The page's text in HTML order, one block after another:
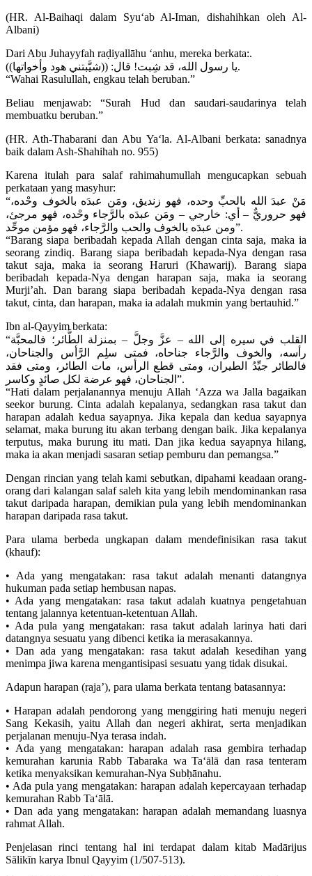
(HR. Al-Baihaqi dalam Syu‘ab Al-Iman, dishahihkan oleh Al-
Albani)
Dari Abu Juhayyfah raḍiyallāhu ‘anhu, mereka berkata:.
يا رسول الله، قد شِبت! قال: ((شيَّبتني هود وأخواتها)).
“Wahai Rasulullah, engkau telah beruban.”
Beliau menjawab: “Surah Hud dan saudari-saudarinya telah
membuatku beruban.”
(HR. Ath-Thabarani dan Abu Ya‘la. Al-Albani berkata: sanadnya
baik dalam Ash-Shahihah no. 955)
Karena itulah para salaf rahimahumullah mengucapkan sebuah
perkataan yang masyhur:
“مَنْ عبدَ الله بالحبِّ وحده، فهو زنديق، ومَن عبدَه بالخوف وحْده،
فهو حروريٌّ – أي: خارجي – ومَن عبدَه بالرَّجاء وحْده، فهو مرجئ،
ومن عبدَه بالخوف والحب والرَّجاء، فهو مؤمن موحِّد”.
“Barang siapa beribadah kepada Allah dengan cinta saja, maka ia
seorang zindiq. Barang siapa beribadah kepada-Nya dengan rasa
takut saja, maka ia seorang Haruri (Khawarij). Barang siapa
beribadah kepada-Nya dengan harapan saja, maka ia seorang
Murji’ah. Dan barang siapa beribadah kepada-Nya dengan rasa
takut, cinta, dan harapan, maka ia adalah mukmin yang bertauhid.”
Ibn al-Qayyim berkata:
“القلب في سيره إلى الله – عزَّ وجلَّ – بمنزلة الطَّائر؛ فالمحبَّة
رأسه، والخوف والرَّجاء جناحاه، فمتى سلِم الرَّأس والجناحان،
فالطائر جيِّدُ الطيران، ومتى قطع الرأس، مات الطائر، ومتى فقد
الجناحان، فهو عرضة لكل صائدٍ وكاسر”.
“Hati dalam perjalanannya menuju Allah ‘Azza wa Jalla bagaikan
seekor burung. Cinta adalah kepalanya, sedangkan rasa takut dan
harapan adalah kedua sayapnya. Jika kepala dan kedua sayapnya
selamat, maka burung itu akan terbang dengan baik. Jika kepalanya
terputus, maka burung itu mati. Dan jika kedua sayapnya hilang,
maka ia akan menjadi sasaran setiap pemburu dan pemangsa.”
Dengan rincian yang telah kami sebutkan, dipahami keadaan orang-
orang dari kalangan salaf saleh kita yang lebih mendominankan rasa
takut daripada harapan, demikian pula yang lebih mendominankan
harapan daripada rasa takut.
Para ulama berbeda ungkapan dalam mendefinisikan rasa takut
(khauf):
• Ada yang mengatakan: rasa takut adalah menanti datangnya
hukuman pada setiap hembusan napas.
• Ada yang mengatakan: rasa takut adalah kuatnya pengetahuan
tentang jalannya ketentuan-ketentuan Allah.
• Ada pula yang mengatakan: rasa takut adalah larinya hati dari
datangnya sesuatu yang dibenci ketika ia merasakannya.
• Dan ada yang mengatakan: rasa takut adalah kesedihan yang
menimpa jiwa karena mengantisipasi sesuatu yang tidak disukai.
Adapun harapan (raja’), para ulama berkata tentang batasannya:
• Harapan adalah pendorong yang menggiring hati menuju negeri
Sang Kekasih, yaitu Allah dan negeri akhirat, serta menjadikan
perjalanan menuju-Nya terasa indah.
• Ada yang mengatakan: harapan adalah rasa gembira terhadap
kemurahan karunia Rabb Tabaraka wa Ta‘ālā dan rasa tenteram
ketika menyaksikan kemurahan-Nya Subḥānahu.
• Ada pula yang mengatakan: harapan adalah kepercayaan terhadap
kemurahan Rabb Ta‘ālā.
• Dan ada yang mengatakan: harapan adalah memandang luasnya
rahmat Allah.
Penjelasan rinci tentang hal ini terdapat dalam kitab Madārijus
Sālikīn karya Ibnul Qayyim (1/507-513).